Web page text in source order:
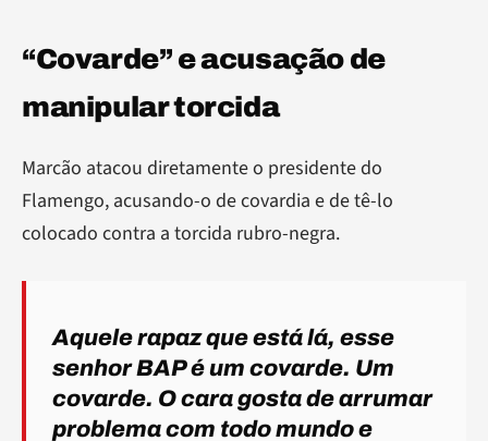
“Covarde” e acusação de
manipular torcida
Marcão atacou diretamente o presidente do
Flamengo, acusando-o de covardia e de tê-lo
colocado contra a torcida rubro-negra.
Aquele rapaz que está lá, esse
senhor BAP é um covarde. Um
covarde. O cara gosta de arrumar
problema com todo mundo e